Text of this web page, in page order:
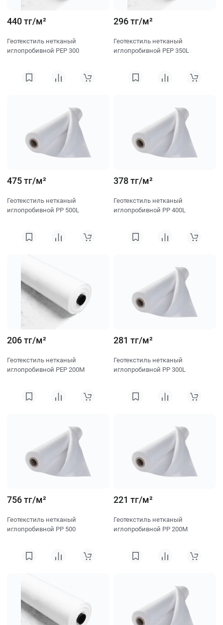
440 тг/м²
Геотекстиль нетканый
иглопробивной PEP 300
296 тг/м²
Геотекстиль нетканый
иглопробивной PEP 350L
475 тг/м²
Геотекстиль нетканый
иглопробивной PP 500L
378 тг/м²
Геотекстиль нетканый
иглопробивной PP 400L
206 тг/м²
Геотекстиль нетканый
иглопробивной PEP 200M
281 тг/м²
Геотекстиль нетканый
иглопробивной PP 300L
756 тг/м²
Геотекстиль нетканый
иглопробивной PP 500
221 тг/м²
Геотекстиль нетканый
иглопробивной PP 200M